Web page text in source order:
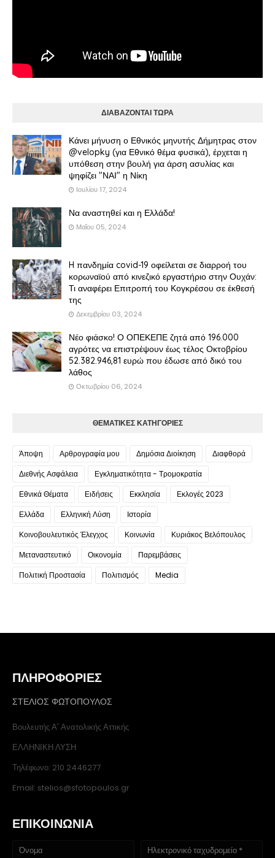
ΔΙΑΒΑΖΟΝΤΑΙ ΤΩΡΑ
Κάνει μήνυση ο Εθνικός μηνυτής Δήμητρας στον
@velopky (για Εθνικό θέμα φυσικά), έρχεται η
υπόθεση στην βουλή για άρση ασυλίας και
ψηφίζει "ΝΑΙ" η Νίκη
Ιουλίου 17, 2024
Να αναστηθεί και η Ελλάδα!
Μαΐου 05, 2024
H πανδημία covid-19 οφείλεται σε διαρροή του
κορωναϊού από κινεζικό εργαστήριο στην Ουχάν:
Τι αναφέρει Επιτροπή του Κογκρέσου σε έκθεσή
της
Δεκεμβρίου 03, 2024
Νέο φιάσκο! Ο ΟΠΕΚΕΠΕ ζητά από 196.000
αγρότες να επιστρέψουν έως τέλος Οκτοβρίου
52.382.946,81 ευρώ που έδωσε από δικό του
λάθος
Οκτωβρίου 06, 2024
ΘΕΜΑΤΙΚΕΣ ΚΑΤΗΓΟΡΙΕΣ
Άποψη Αρθρογραφία μου Δημόσια Διοίκηση
Διαφθορά
Διεθνής Ασφάλεια
Εγκληματικότητα - Τρομοκρατία
Εθνικά Θέματα
Ειδήσεις Εκκλησία
Εκλογές 2023
Ελλάδα
Ελληνική Λύση
Ιστορία
Κοινοβουλευτικός Έλεγχος
Κοινωνία
Κυριάκος Βελόπουλος
Μεταναστευτικό
Οικονομία
Παρεμβάσεις
Πολιτική Προστασία
Πολιτισμός Media
ΠΛΗΡΟΦΟΡΙΕΣ
ΣΤΕΛΙΟΣ ΦΩΤΟΠΟΥΛΟΣ
Βουλευτής Α' Ανατολικής Αττικής
ΕΛΛΗΝΙΚΗ ΛΥΣΗ
Τηλέφωνο: 210 2446277
Email: stelios@sfotopoulos.gr
ΕΠΙΚΟΙΝΩΝΙΑ